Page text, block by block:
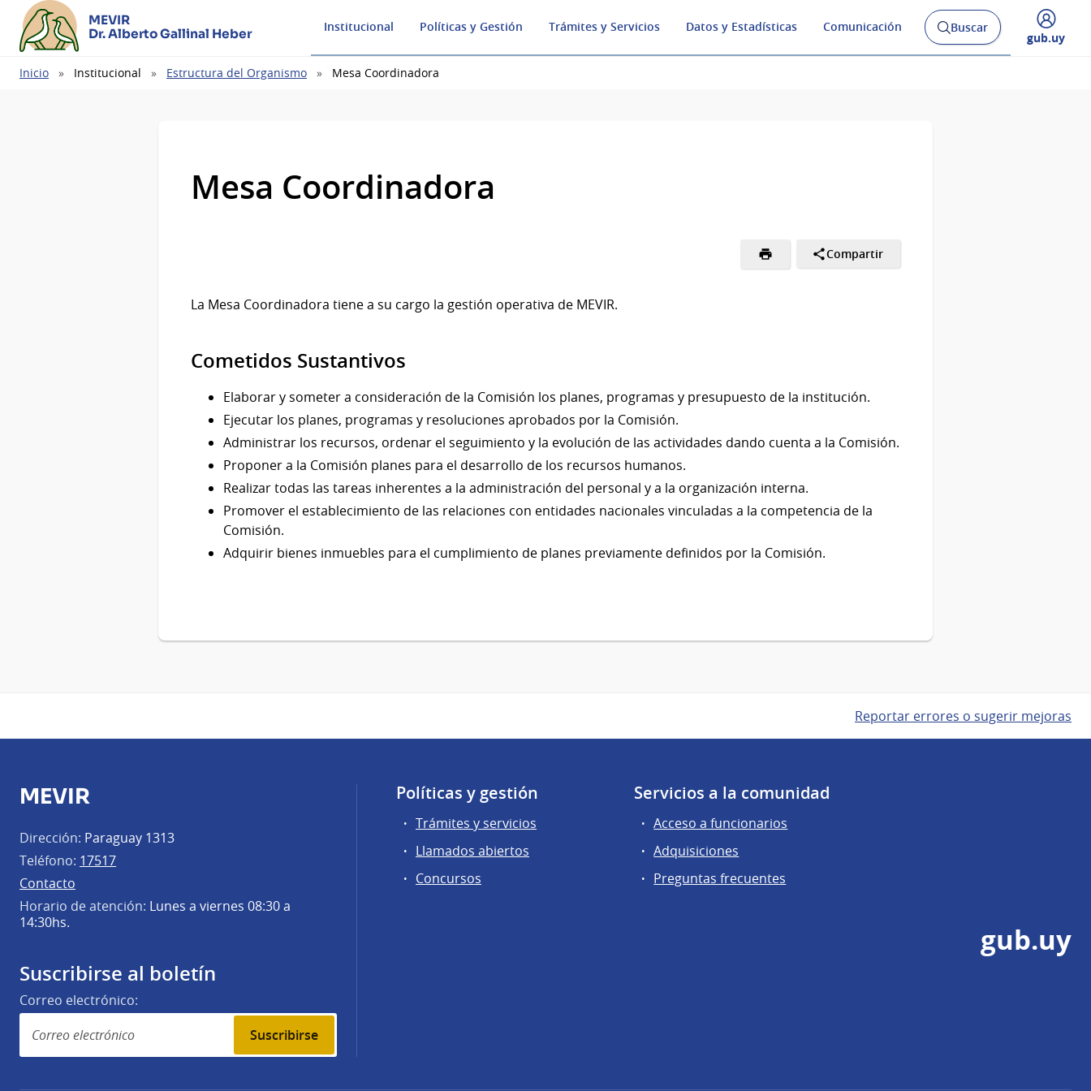
MEVIR
Dr. Alberto Gallinal Heber
Institucional Políticas y Gestión Trámites y Servicios Datos y Estadísticas Comunicación
Abrir
buscador
Buscar
Desplegar
gub.uy
Ruta
Inicio Institucional Estructura del Organismo Mesa Coordinadora
Mesa Coordinadora
Compartir
La Mesa Coordinadora tiene a su cargo la gestión operativa de MEVIR.
Cometidos Sustantivos
Elaborar y someter a consideración de la Comisión los planes, programas y presupuesto de la institución.
Ejecutar los planes, programas y resoluciones aprobados por la Comisión.
Administrar los recursos, ordenar el seguimiento y la evolución de las actividades dando cuenta a la Comisión.
Proponer a la Comisión planes para el desarrollo de los recursos humanos.
Realizar todas las tareas inherentes a la administración del personal y a la organización interna.
Promover el establecimiento de las relaciones con entidades nacionales vinculadas a la competencia de la
Comisión.
Adquirir bienes inmuebles para el cumplimiento de planes previamente definidos por la Comisión.
Reportar errores o sugerir mejoras
MEVIR
Dirección: Paraguay 1313
Teléfono: 17517
Contacto
Horario de atención: Lunes a viernes 08:30 a
14:30hs.
Suscribirse al boletín
Correo electrónico:
Suscribirse
Políticas y gestión
Trámites y servicios
Llamados abiertos
Concursos
Servicios a la comunidad
Acceso a funcionarios
Adquisiciones
Preguntas frecuentes
gub.uy